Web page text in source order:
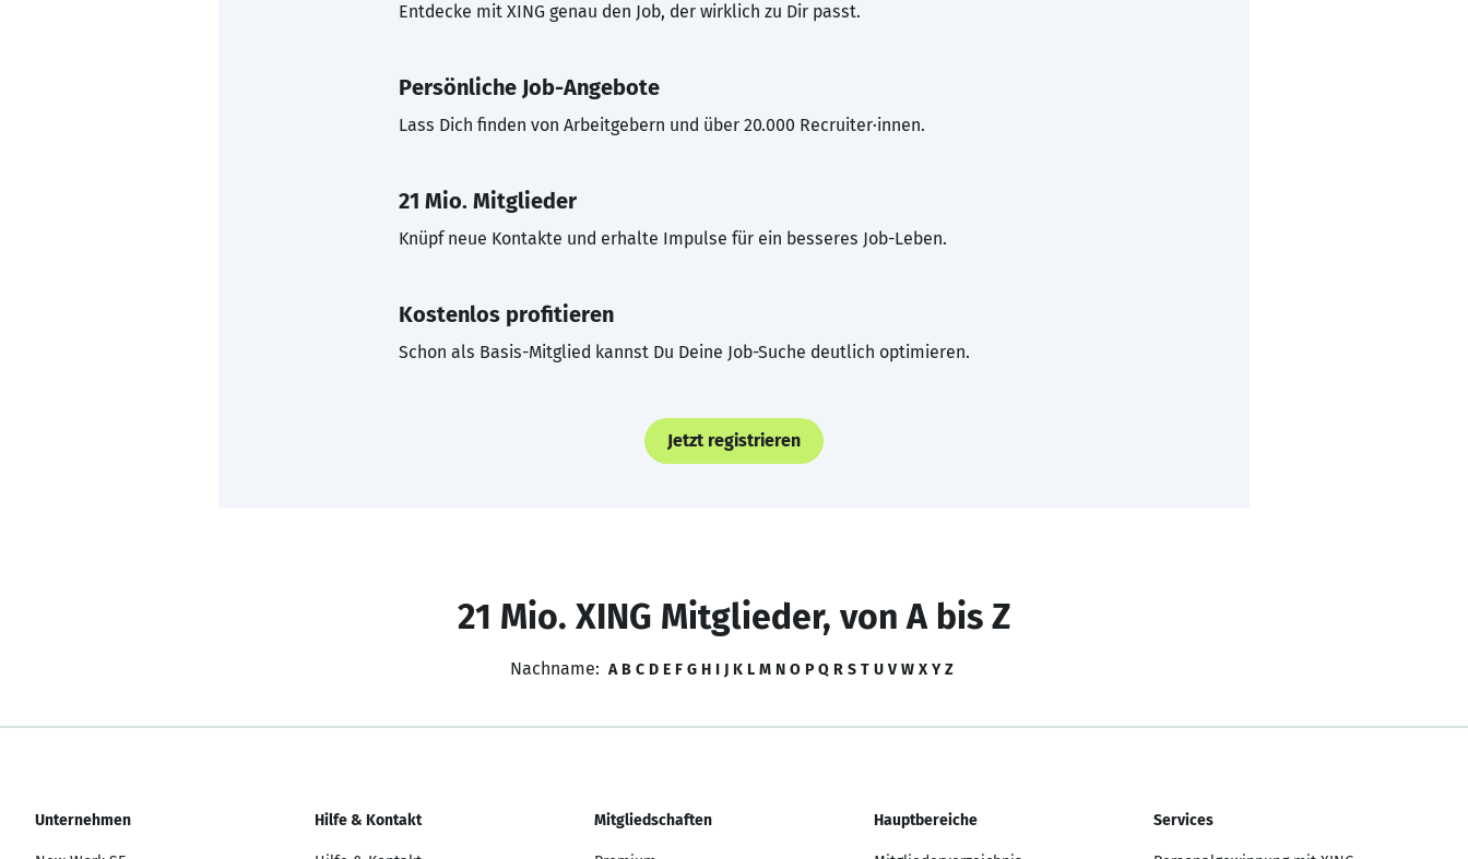
Entdecke mit XING genau den Job, der wirklich zu Dir passt.
Persönliche Job-Angebote
Lass Dich finden von Arbeitgebern und über 20.000 Recruiter·innen.
21 Mio. Mitglieder
Knüpf neue Kontakte und erhalte Impulse für ein besseres Job-Leben.
Kostenlos profitieren
Schon als Basis-Mitglied kannst Du Deine Job-Suche deutlich optimieren.
Jetzt registrieren
21 Mio. XING Mitglieder, von A bis Z
Nachname: A B C D E F G H I J K L M N O P Q R S T U V W X Y Z
Unternehmen Hilfe & Kontakt Mitgliedschaften Hauptbereiche Services